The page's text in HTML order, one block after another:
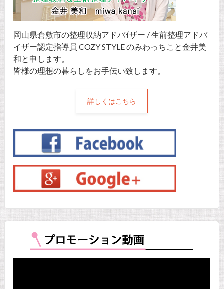
岡山県倉敷市の整理収納アドバｲザー / 生前整理アドバ
イザー認定指導員 COZY STYLE のみわっちこと金井美
和と申します。
皆様の理想の暮らしをお手伝い致します。
詳しくはこちら